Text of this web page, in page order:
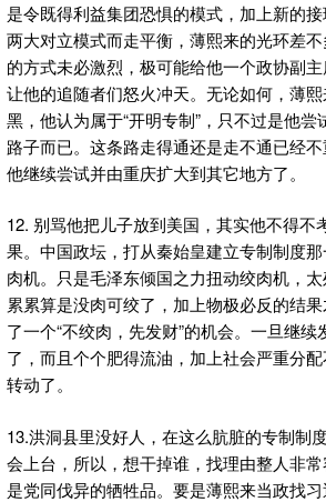
是令既得利益集团恐惧的模式，加上新的
两大对立模式而走平衡，薄熙来的光环差
的方式未必激烈，极可能给他一个政协副
让他的追随者们怒火冲天。无论如何，薄
黑，他认为属于“开明专制”，只不过是他
路子而已。这条路走得通还是走不通已经
他继续尝试并由重庆扩大到其它地方了。
12. 别骂他把儿子放到美国，其实他不得不
果。中国政坛，打从秦始皇建立专制制度
肉机。只是毛泽东倾国之力扭动绞肉机，
累累算是没肉可绞了，加上物极必反的结
了一个“不绞肉，先发财”的机会。一旦继
了，而且个个肥得流油，加上社会严重分
转动了。
13.洪洞县里没好人，在这么肮脏的专制制
会上台，所以，想干掉谁，找理由整人非
是党同伐异的牺牲品。要是薄熙来当政找